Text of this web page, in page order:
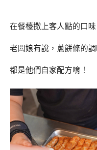
在餐檯撒上客人點的口味
老闆娘有說，蔥餅條的調
都是他們自家配方唷！